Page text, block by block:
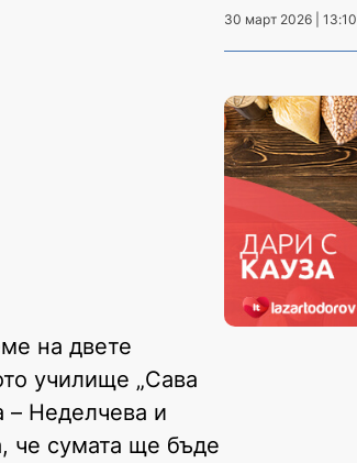
на двете
училище „Сава
– Неделчева и
че сумата ще бъде
30 март 2026 | 13:10